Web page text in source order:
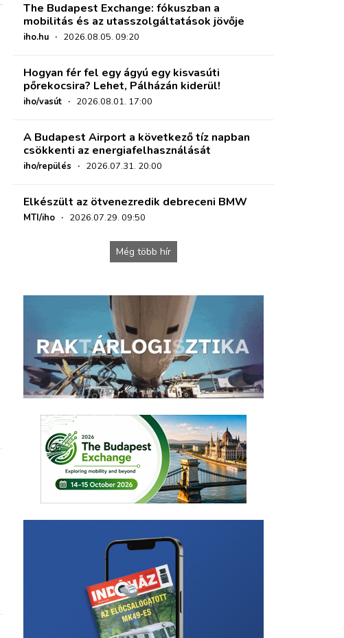
The Budapest Exchange: fókuszban a
mobilitás és az utasszolgáltatások jövője
iho.hu · 2026.08.05. 09:20
Hogyan fér fel egy ágyú egy kisvasúti
pőrekocsira? Lehet, Pálházán kiderül!
iho/vasút · 2026.08.01. 17:00
A Budapest Airport a következő tíz napban
csökkenti az energiafelhasználását
iho/repülés · 2026.07.31. 20:00
Elkészült az ötvenezredik debreceni BMW
MTI/iho · 2026.07.29. 09:50
Még több hír